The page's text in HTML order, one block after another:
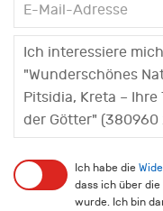
Ich habe die
dass ich über
wurde. Ich bin